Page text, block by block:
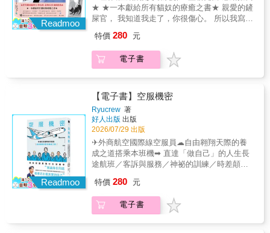
提醒你，其實自己內心早已擁有的珍貴寶藏。
對每個人來說，帶著緊握的拳頭活著，還是帶
著張開的手活著，都是重要的人生選擇。這本
━━━━․━━━━ 鬆綁停不下來的心累，從
來不需要高深的道理，而是始於每一個日常細
節裡。比約恩用扎根生活的「蚯蚓智慧」，溫
的受害者，找回清明與輕盈── ◆我們必須先迎
接，才能送行；必須先接納，才能真正放手。
這種對自己慈悲的美和奇妙之處就在於：原本
看起來絕望、過不去的痛苦，往往會很快開始
輕盈起來。 ◆有一個詞是很可靠的警訊，只要
它一出現，就代表我們卡在一種沒有建設性、
只會內耗的念頭裡。這個詞就是：「應該」。
痛苦，可以觀察一下：你覺得事情「應該怎
樣」與「實際怎樣」之間的距離。這個距離可
以相當精準地顯示你給自己帶來多少痛苦。
◆「掌控」的思維模式，其實就是認為：是
哀樂、輪迴起伏，都可以在這座城市裡找到印
證和釋放。也許你會發現，這座亦喧亦寂的城
別急著在商場殺價或對簿公堂。把工作做好、
維持健康快樂，讓時間幫你淘汰對手，天道自
會展現因果。．本業才是你的本命：專注本
名度，努力成為本業前5%的高手，才是致富正
途。．八分滿哲學：凡事必須游刃有餘，八分
滿才安全。倒茶如此，經營事業亦然。不求全
遠不敗。．現代關係的「無害原則」：作者洞
察現代關係最舒適的狀態是「三低」（低姿
態、低依存、低風險），不給對方添麻煩、不
增加情緒負擔，才是成年人的體貼。本書寫給
所有在台北打拚或迷惘的人。跟著王社長的畫
筆與文字，走訪台北的大街小巷。人生的喜怒
哀樂、輪迴起伏，都可以在這座城市裡找到印
市，永遠能解你的憂。
Readmoo
★ ★一本獻給所有貓奴的療癒之書★ 親愛的鏟
屎官， 我知道我走了，你很傷心。 所以我寫了
光， 也讓你知道，我永遠在你身邊
&hellip;&hellip; 這是一本關於陪伴、告別，與
永遠想念的暖心故事。 回想起陪著毛孩們的生
士）以貓的視角出發， 將這部作品化作一份獻
給所有失去摯愛毛孩之人的禮物。 書中沒有沉
重的悲傷情調， 而是呈現貓咪俏皮、傲嬌又深
情的獨白， 訴說著與主人相處的點點滴滴──
從獨占窗前享受最溫暖的一束陽光，到將貓奴
的手背當成專屬枕頭。 在令人又哭又笑的閱讀
過程中， 同時也溫柔地帶給我們一絲寬慰： 牠
們給予的名為「信任」的愛，以及我們傾注的
感情，從不曾因離別而終止。
特價 280 元
電子書
Readmoo
【電子書】空服機密
Ryucrew 著
好人出版 出版
2026/07/29 出版
✈外商航空國際線空服員☁自由翱翔天際的養
成之道搭乘本班機➡︎ 直達「做自己」的人生長
途航班／客訴與服務／神祕的訓練／時差顛倒
祕辛工作實戰篇～空服員說穿了就是藍領心理
照護篇～消耗殆盡也不認輸旅程教戰篇～現役
空服員的旅遊祕技熱愛生活篇 直達「做自己」
特價 280 元
電子書